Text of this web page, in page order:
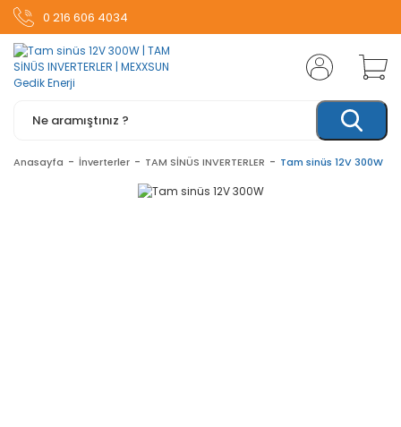
0 216 606 4034
Anasayfa İnverterler TAM SİNÜS INVERTERLER Tam sinüs 12V 300W